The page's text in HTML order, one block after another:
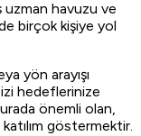
uzman havuzu ve
birçok kişiye yol
yön arayışı
hedeflerinize
önemli olan,
göstermektir.